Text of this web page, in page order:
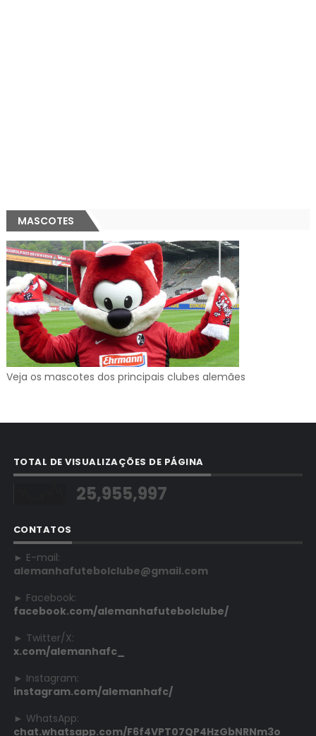
MASCOTES
Veja os mascotes dos principais clubes alemães
TOTAL DE VISUALIZAÇÕES DE PÁGINA
25,955,997
CONTATOS
► E-mail:
alemanhafutebolclube@gmail.com
► Facebook:
facebook.com/alemanhafutebolclube/
► Twitter/X:
x.com/alemanhafc_
► Instagram:
instagram.com/alemanhafc/
► WhatsApp:
chat.whatsapp.com/F6f4VPT07QP4HzGbNRNm3o